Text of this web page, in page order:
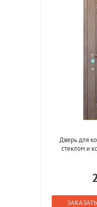
Дверь для
стеклом и
ЗАКАЗАТЬ